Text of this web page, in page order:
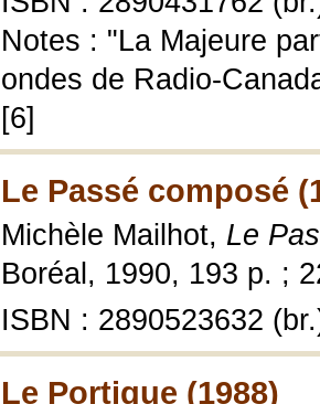
Notes : "La Majeure
ondes de Radio-
[6]
Le Passé composé
Michèle Mailhot, Le
Boréal, 1990, 193 p. ;
ISBN : 2890523632
Le Portique (1988)